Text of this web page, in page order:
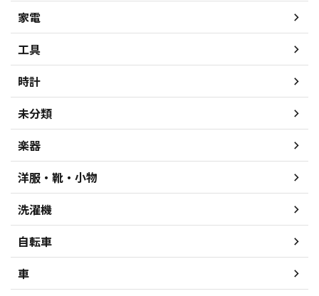
家電
工具
時計
未分類
楽器
洋服・靴・小物
洗濯機
自転車
車